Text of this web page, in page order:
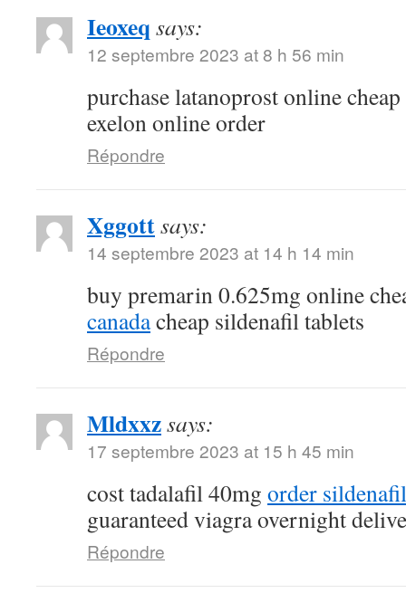
Ieoxeq says:
12 septembre 2023 at 8 h 56 min
purchase latanoprost online cheap
exelon online order
Répondre
Xggottsays:
14 septembre 2023 at 14 h 14 min
buy premarin 0.625mg online
canadacheap sildenafil tablets
Répondre
Mldxxzsays:
17 septembre 2023 at 15 h 45 min
cost tadalafil 40mg order
guaranteed viagra overnight
Répondre